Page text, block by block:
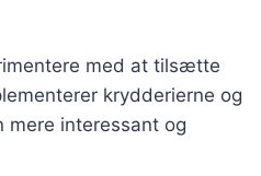
med at tilsætte
krydderierne og
mere interessant og